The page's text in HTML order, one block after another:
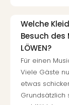
Welche
Besuch des
LÖWEN?
Für einen
Viele Gäste
etwas
Grundsätzlich